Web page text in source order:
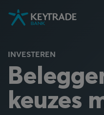
Naar
navigatie
Naar
aanmelden
Naar
inhoud
INVESTEREN
keuzes